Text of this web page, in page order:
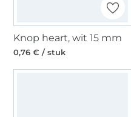
Knop heart, wit 15 mm
0,76 € / stuk